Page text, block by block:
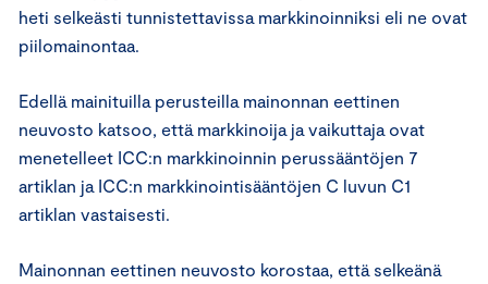
heti selkeästi tunnistettavissa markkinoinniksi eli ne ovat
piilomainontaa.
Edellä mainituilla perusteilla mainonnan eettinen
neuvosto katsoo, että markkinoija ja vaikuttaja ovat
menetelleet ICC:n markkinoinnin perussääntöjen 7
artiklan ja ICC:n markkinointisääntöjen C luvun C1
artiklan vastaisesti.
Mainonnan eettinen neuvosto korostaa, että selkeänä